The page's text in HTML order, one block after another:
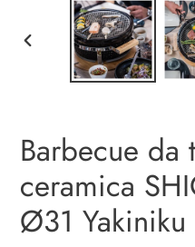
PRECEDENTE
P
R
O
D
O
T
Barbecue da
ceramica
Ø31 Yakiniku